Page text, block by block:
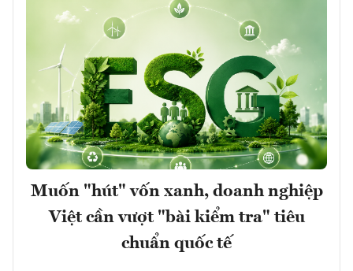
Muốn "hút" vốn xanh, doanh nghiệp
Việt cần vượt "bài kiểm tra" tiêu
chuẩn quốc tế